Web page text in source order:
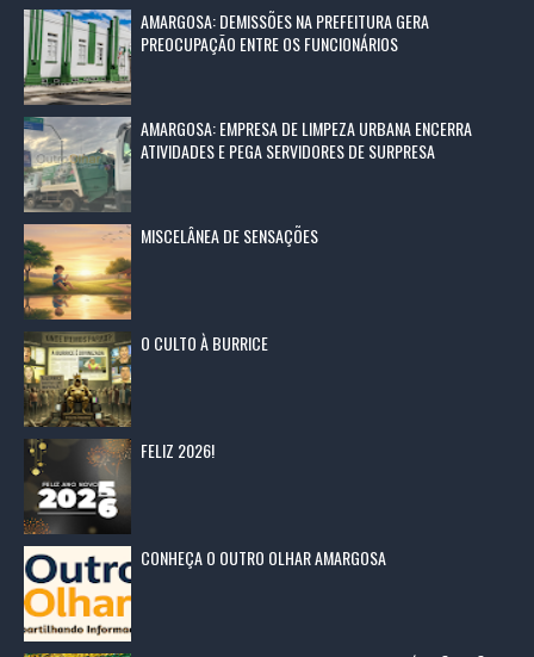
AMARGOSA: DEMISSÕES NA PREFEITURA GERA
PREOCUPAÇÃO ENTRE OS FUNCIONÁRIOS
AMARGOSA: EMPRESA DE LIMPEZA URBANA ENCERRA
ATIVIDADES E PEGA SERVIDORES DE SURPRESA
MISCELÂNEA DE SENSAÇÕES
O CULTO À BURRICE
FELIZ 2026!
CONHEÇA O OUTRO OLHAR AMARGOSA